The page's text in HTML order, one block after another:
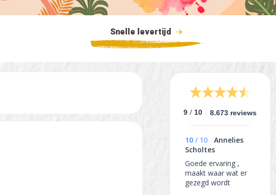
Snelle levertijd
9 / 10 8.673 reviews
10 / 10
Annelies
Scholtes
Goede ervaring ,
maakt waar wat er
gezegd wordt